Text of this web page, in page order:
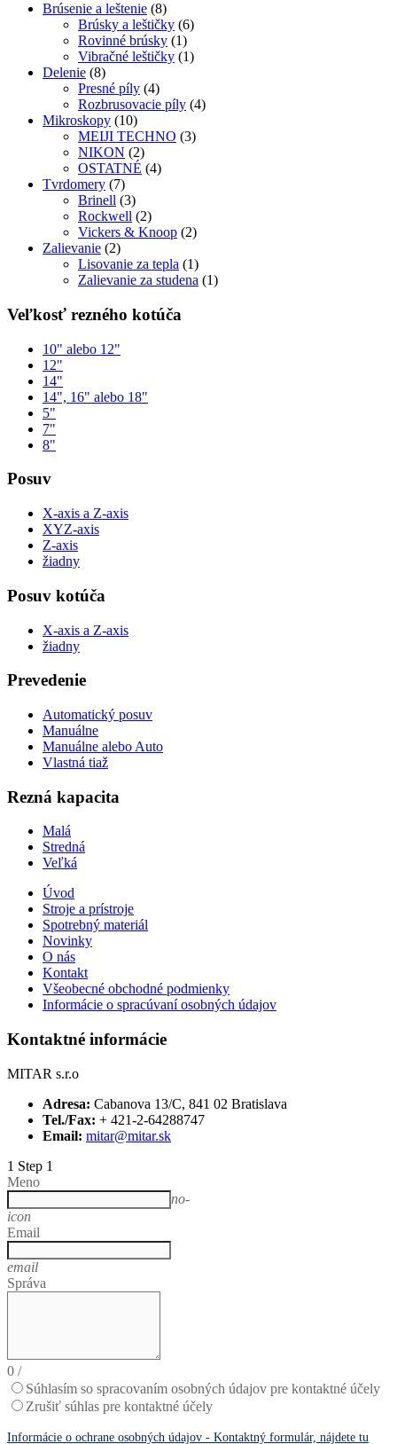
Brúsenie a leštenie (8)
Brúsky a leštičky (6)
Rovinné brúsky (1)
Vibračné leštičky (1)
Delenie (8)
Presné píly (4)
Rozbrusovacie píly (4)
Mikroskopy (10)
MEIJI TECHNO (3)
NIKON (2)
OSTATNÉ (4)
Tvrdomery (7)
Brinell (3)
Rockwell (2)
Vickers & Knoop (2)
Zalievanie (2)
Lisovanie za tepla (1)
Zalievanie za studena (1)
Veľkosť rezného kotúča
10" alebo 12"
12"
14"
14", 16" alebo 18"
5"
7"
8"
Posuv
X-axis a Z-axis
XYZ-axis
Z-axis
žiadny
Posuv kotúča
X-axis a Z-axis
žiadny
Prevedenie
Automatický posuv
Manuálne
Manuálne alebo Auto
Vlastná tiaž
Rezná kapacita
Malá
Stredná
Veľká
Úvod
Stroje a prístroje
Spotrebný materiál
Novinky
O nás
Kontakt
Všeobecné obchodné podmienky
Informácie o spracúvaní osobných údajov
Kontaktné informácie
MITAR s.r.o
Adresa: Cabanova 13/C, 841 02 Bratislava
Tel./Fax: + 421-2-64288747
Email: mitar@mitar.sk
1 Step 1
Meno
no-
icon
Email
email
Správa
0 /
Súhlasím so spracovaním osobných údajov pre kontaktné účely
Zrušiť súhlas pre kontaktné účely
Informácie o ochrane osobných údajov - Kontaktný formulár, nájdete tu